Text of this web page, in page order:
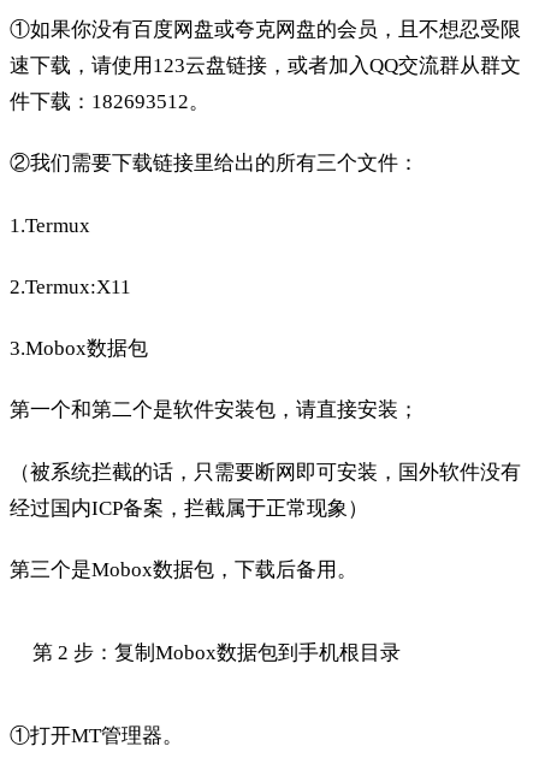
①如果你没有百度网盘或夸克网盘的会员，且不想忍受限
速下载，请使用123云盘链接，或者加入QQ交流群从群文
件下载：182693512。
②我们需要下载链接里给出的所有三个文件：
1.Termux
2.Termux:X11
3.Mobox数据包
第一个和第二个是软件安装包，请直接安装；
（被系统拦截的话，只需要断网即可安装，国外软件没有
经过国内ICP备案，拦截属于正常现象）
第三个是Mobox数据包，下载后备用。
第 2 步：复制Mobox数据包到手机根目录
①打开MT管理器。